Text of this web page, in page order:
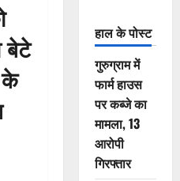
बेटे
के
हाल के पोस्ट
गुरुग्राम में
फार्म हाउस
पर कब्जे का
मामला, 13
आरोपी
गिरफ्तार